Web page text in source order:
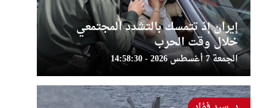
إيران إذ تتمسك بالتشدد المجتمعي
خلال وقت الحرب
الجمعة 7 أغسطس 2026 - 14:58:30